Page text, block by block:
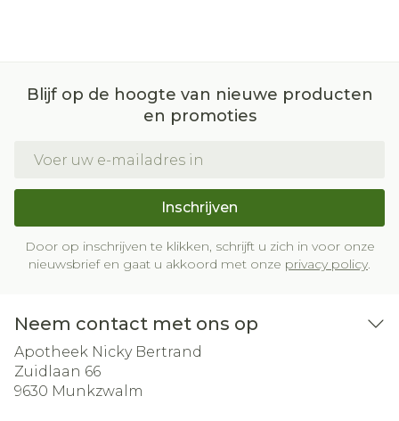
Blijf op de hoogte van nieuwe producten
en promoties
Inschrijven
Door op inschrijven te klikken, schrijft u zich in voor onze
nieuwsbrief en gaat u akkoord met onze privacy policy.
Neem contact met ons op
Apotheek Nicky Bertrand
Zuidlaan 66
9630 Munkzwalm